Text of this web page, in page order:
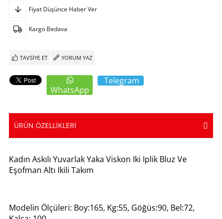
Fiyat Düşünce Haber Ver
Kargo Bedava
TAVSIYE ET YORUM YAZ
WhatsApp
Telegram
ÜRÜN ÖZELLIKLERI
Kadın Askılı Yuvarlak Yaka Viskon Iki Iplik Bluz Ve
Eşofman Altı Ikili Takım
Modelin Ölçüleri: Boy:165, Kg:55, Göğüs:90, Bel:72,